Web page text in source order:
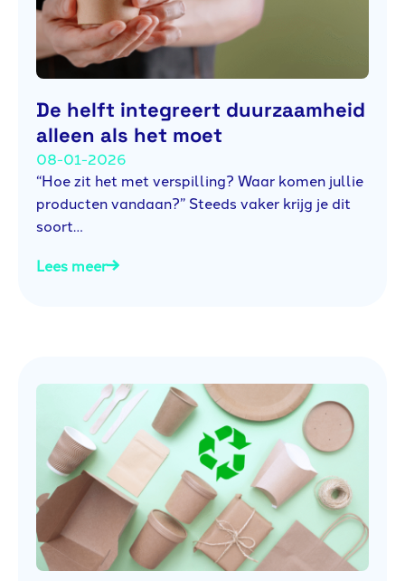
De helft integreert duurzaamheid
alleen als het moet
08-01-2026
“Hoe zit het met verspilling? Waar komen jullie
producten vandaan?” Steeds vaker krijg je dit
soort…
Lees meer